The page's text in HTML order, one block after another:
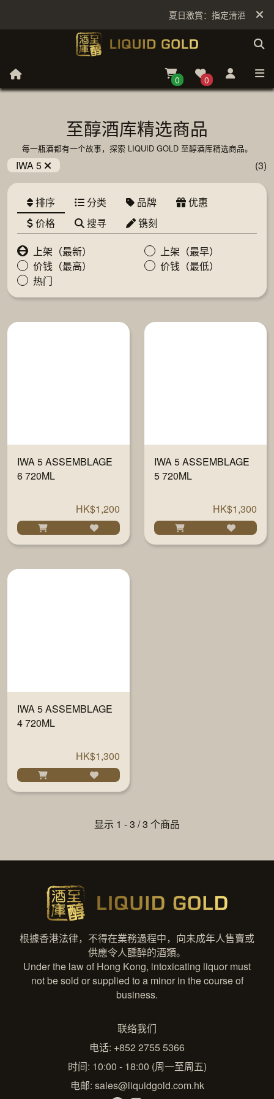
夏日激賞：指定清酒低至6折
0 0
至醇酒库精选商品
每一瓶酒都有一个故事，探索 LIQUID GOLD 至醇酒库精选商品。
IWA 5 (3)
排序 分类 品牌
优惠
价格
搜寻
镌刻
上架（最新）
上架（最早）
价钱（最高）
价钱（最低）
热门
IWA 5 ASSEMBLAGE
6 720ML
HK$1,200
IWA 5 ASSEMBLAGE
5 720ML
HK$1,300
IWA 5 ASSEMBLAGE
4 720ML
HK$1,300
显示 1 - 3 / 3 个商品
根據香港法律，不得在業務過程中，向未成年人售賣或
供應令人醺醉的酒類。
Under the law of Hong Kong, intoxicating liquor must
not be sold or supplied to a minor in the course of
business.
联络我们
电话: +852 2755 5366
时间: 10:00 - 18:00 (周一至周五)
电邮: sales@liquidgold.com.hk